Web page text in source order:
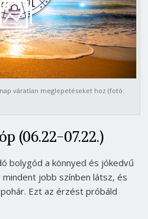
váratlan meglepetéseket hoz (fotó:
(06.22-07.22.)
bolygód a könnyed és jókedvű
jobb színben látsz, és
Ezt az érzést próbáld